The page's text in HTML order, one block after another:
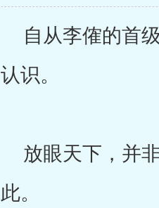
自从李傕的首
认识。
放眼天下，并
此。